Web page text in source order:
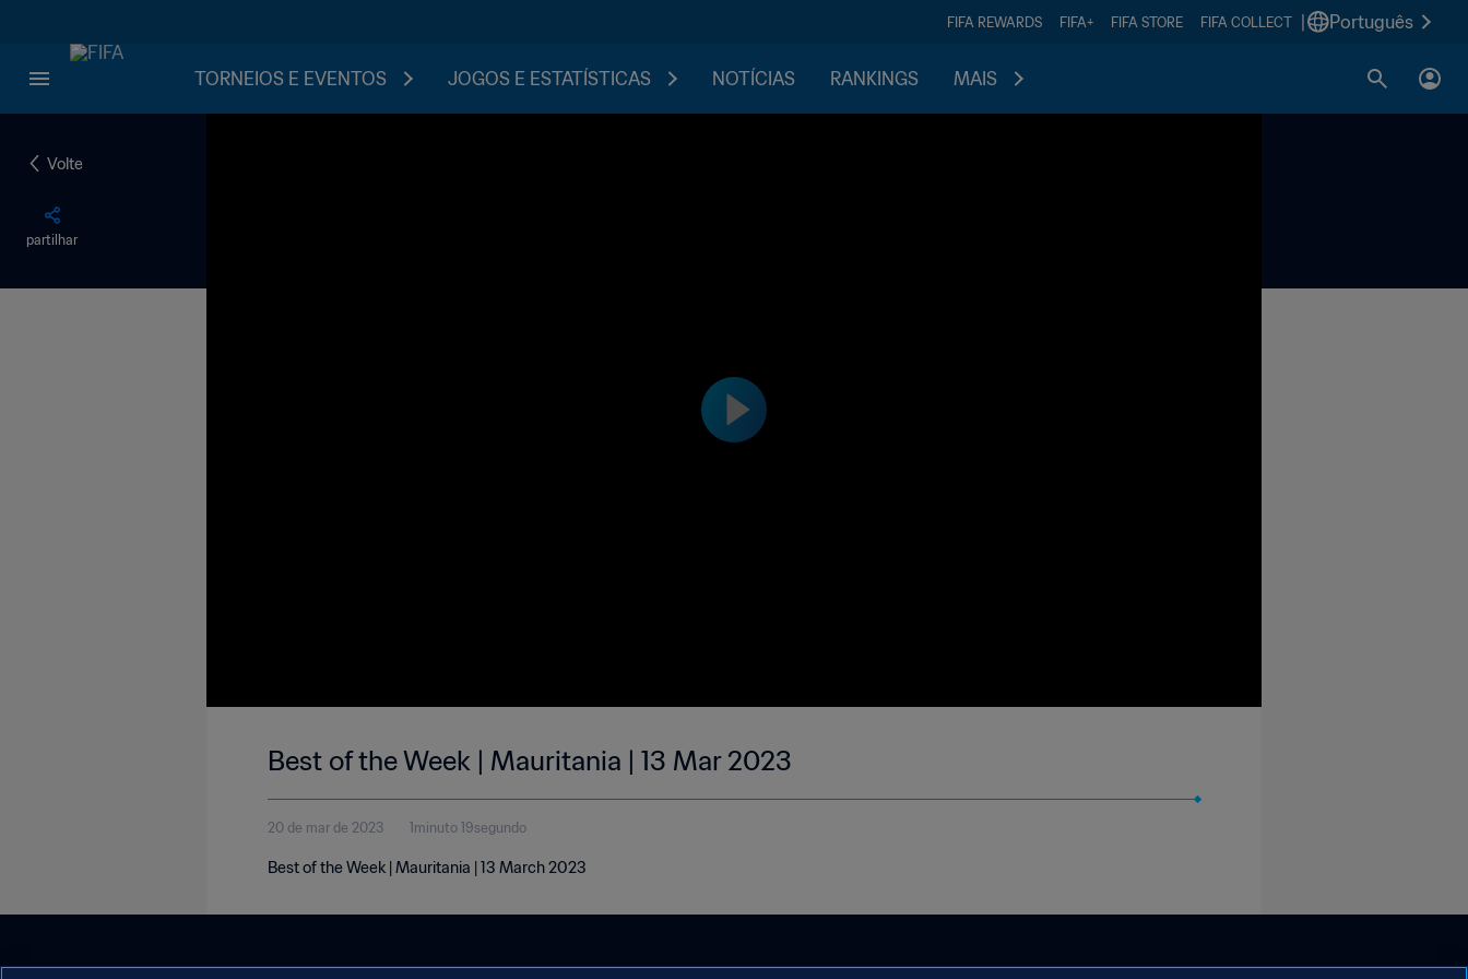
FIFA REWARDS FIFA+ FIFA STORE FIFA COLLECT Português
TORNEIOS E EVENTOS JOGOS E ESTATÍSTICAS NOTÍCIAS RANKINGS MAIS
Volte
partilhar
Best of the Week | Mauritania | 13 Mar 2023
20 de mar de 2023 1minuto 19segundo
Best of the Week | Mauritania | 13 March 2023